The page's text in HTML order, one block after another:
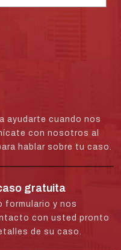
ayudarte cuando nos
con nosotros al
hablar sobre tu caso.
gratuita
formulario y nos
con usted pronto
de su caso.